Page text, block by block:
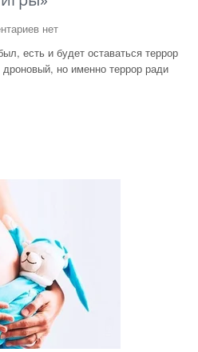
нет
есть и будет оставаться террор
но именно террор ради